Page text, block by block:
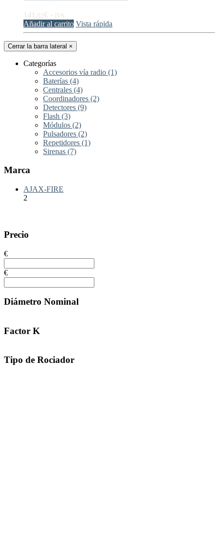
141,02€ + IVA
Añadir al carrito Vista rápida
Cerrar la barra lateral ×
Categorías
Accesorios vía radio (1)
Baterías (4)
Centrales (4)
Coordinadores (2)
Detectores (9)
Flash (3)
Módulos (2)
Pulsadores (2)
Repetidores (1)
Sirenas (7)
Marca
AJAX-FIRE
2
Precio
€
€
Diámetro Nominal
Factor K
Tipo de Rociador